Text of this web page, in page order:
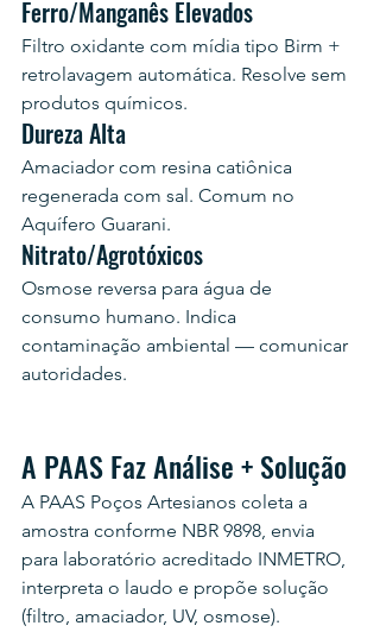
Ferro/Manganês Elevados
Filtro oxidante com mídia tipo Birm +
retrolavagem automática. Resolve sem
produtos químicos.
Dureza Alta
Amaciador com resina catiônica
regenerada com sal. Comum no
Aquífero Guarani.
Nitrato/Agrotóxicos
Osmose reversa para água de
consumo humano. Indica
contaminação ambiental — comunicar
autoridades.
A PAAS Faz Análise + Solução
A PAAS Poços Artesianos coleta a
amostra conforme NBR 9898, envia
para laboratório acreditado INMETRO,
interpreta o laudo e propõe solução
(filtro, amaciador, UV, osmose).